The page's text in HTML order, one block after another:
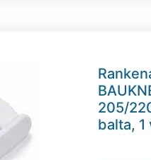
205/
balta,